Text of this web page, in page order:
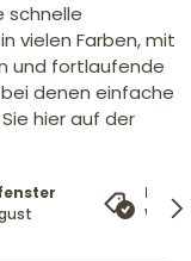
schnelle
vielen Farben, mit
und fortlaufende
denen einfache
hier auf der
Wir